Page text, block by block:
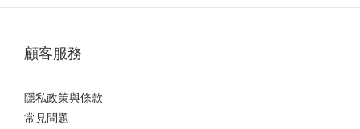
顧客服務
隱私政策與條款
常見問題